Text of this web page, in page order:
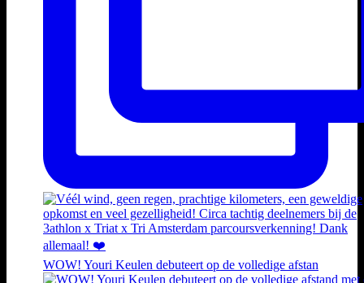
WOW! Youri Keulen debuteert op de volledige afstan